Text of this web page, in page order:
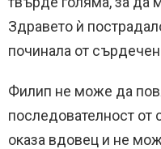
Здравето ѝ
починала от
Филип не може да
последователност
оказа вдовец и не